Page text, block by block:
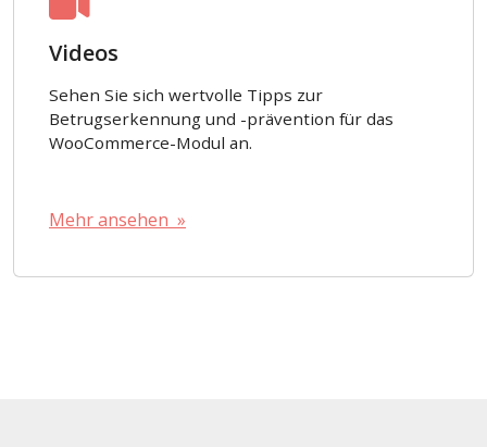
Videos
Sehen Sie sich wertvolle Tipps zur
Betrugserkennung und -prävention für das
WooCommerce-Modul an.
Mehr ansehen »